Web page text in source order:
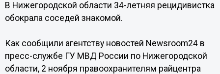
В Нижегородской области 34-летняя рецидивистка
обокрала соседей знакомой.
Как сообщили агентству новостей Newsroom24 в
пресс-службе ГУ МВД России по Нижегородской
области, 2 ноября правоохранителям райцентра